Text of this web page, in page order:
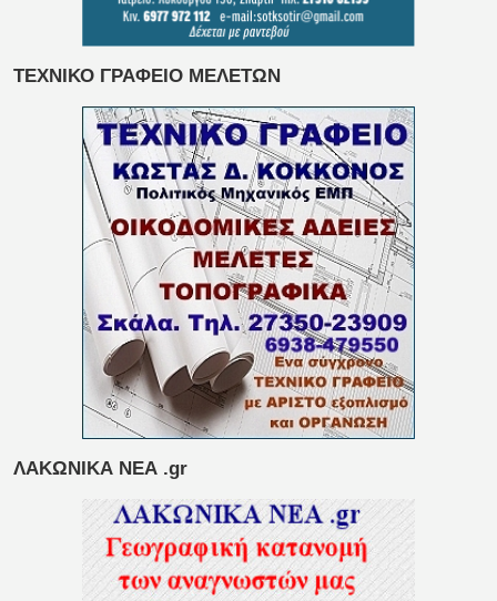
ΤΕΧΝΙΚΟ ΓΡΑΦΕΙΟ ΜΕΛΕΤΩΝ
ΛΑΚΩΝΙΚΑ ΝΕΑ .gr